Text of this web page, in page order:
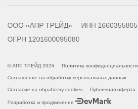
ООО «АПР ТРЕЙД»
ИНН 1660355805
ОГРН 1201600095080
© АПР ТРЕЙД 2026 Политика конфиденциальности
Соглашение на обработку персональных данных
Согласие на обработку cookies Публичная оферта
Разработка и продвижение